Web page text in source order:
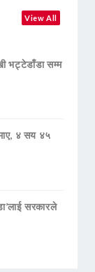
View All
भट्टेडाँडा सम्म
४ सय ४५
सरकारले